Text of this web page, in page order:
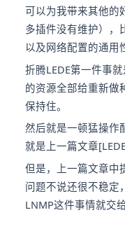
可以为我带来其他的
多插件没有维护），
以及网络配置的通用
折腾LEDE第一件事
的资源全部给重新做
保持住。
然后就是一顿猛操作
就是上一篇文章
但是，上一篇文章中
问题不说还很不稳定
LNMP这件事情就交